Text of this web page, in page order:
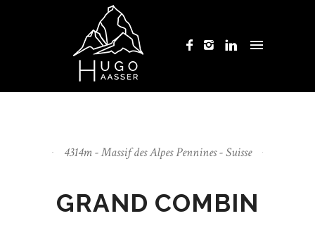
4314m - Massif des Alpes Pennines - Suisse
GRAND COMBIN